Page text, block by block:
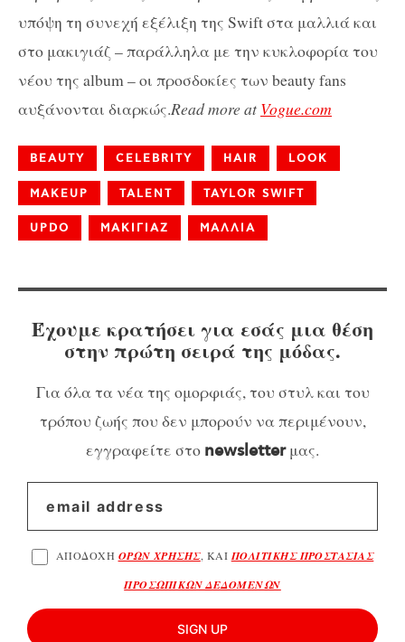
υπόψη τη συνεχή εξέλιξη της Swift στα μαλλιά και
στο μακιγιάζ – παράλληλα με την κυκλοφορία του
νέου της album – οι προσδοκίες των beauty fans
αυξάνονται διαρκώς.Read more at Vogue.com
BEAUTY CELEBRITY HAIR LOOK
MAKEUP TALENT TAYLOR SWIFT
UPDO ΜΑΚΙΓΙΑΖ ΜΑΛΛΙΑ
Έχουμε κρατήσει για εσάς μια θέση
στην πρώτη σειρά της μόδας.
Για όλα τα νέα της ομορφιάς, του στυλ και του
τρόπου ζωής που δεν μπορούν να περιμένουν,
εγγραφείτε στο newsletterμας.
ΑΠΟΔΟΧΗ ΟΡΩΝ ΧΡΗΣΗΣ, ΚΑΙΠΟΛΙΤΙΚΗΣ ΠΡΟΣΤΑΣΙΑΣ
ΠΡΟΣΩΠΙΚΩΝ ΔΕΔΟΜΕΝΩΝ
SIGN UP